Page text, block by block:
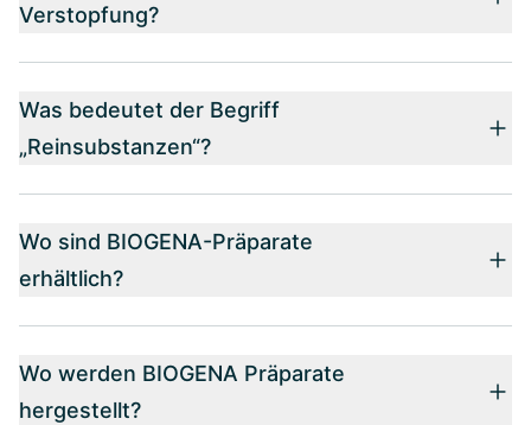
Verstopfung?
Was bedeutet der Begriff
„Reinsubstanzen“?
Wo sind BIOGENA-Präparate
erhältlich?
Wo werden BIOGENA Präparate
hergestellt?